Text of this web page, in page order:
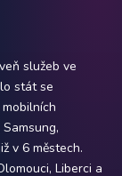
služeb ve
stát se
v 6 městech.
Liberci a